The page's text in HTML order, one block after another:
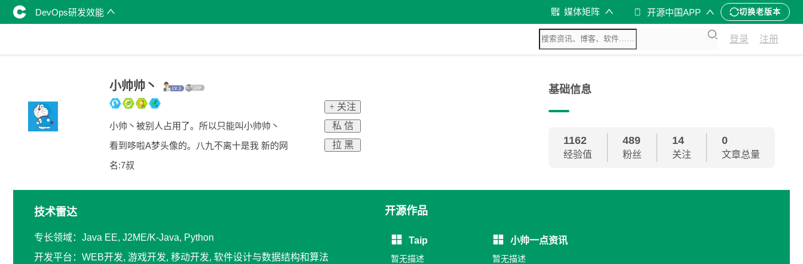
DevOps研发效能 媒体矩阵 开源中国APP 切换老版本
登录 注册
小帅帅丶
小帅丶被别人占用了。所以只能叫小帅帅丶
看到哆啦A梦头像的。八九不离十是我 新的网
名:7叔
+ 关注
私 信
拉 黑
基础信息
1162
经验值
489
粉丝
14
关注
0
文章总量
技术雷达
专长领域：Java EE, J2ME/K-Java, Python
开发平台：WEB开发, 游戏开发, 移动开发, 软件设计与数据结构和算法
开源作品
Taip
暂无描述
小帅一点资讯
暂无描述